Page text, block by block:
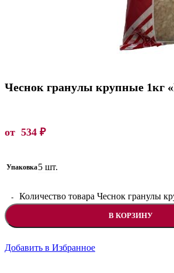
Чеснок гранулы крупные 1кг
от 534 ₽
Упаковка5 шт.
Количество товара Чеснок гранулы
В КОРЗИНУ
Добавить в Избранное